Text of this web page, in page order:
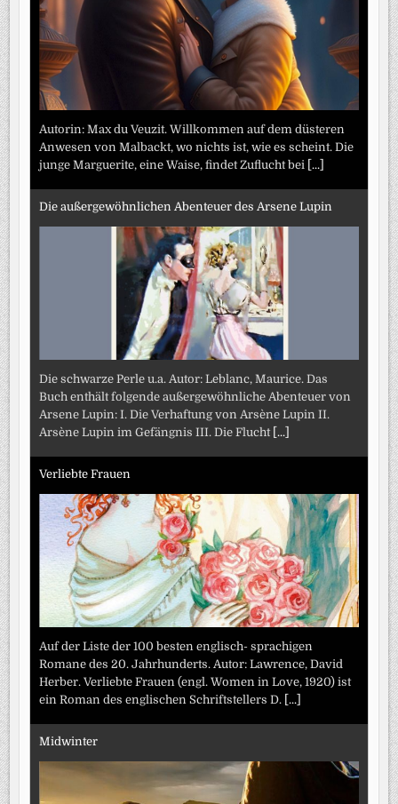
Autorin: Max du Veuzit. Willkommen auf dem düsteren
Anwesen von Malbackt, wo nichts ist, wie es scheint. Die
junge Marguerite, eine Waise, findet Zuflucht bei [...]
Die außergewöhnlichen Abenteuer des Arsene Lupin
Die schwarze Perle u.a. Autor: Leblanc, Maurice. Das
Buch enthält folgende außergewöhnliche Abenteuer von
Arsene Lupin: I. Die Verhaftung von Arsène Lupin II.
Arsène Lupin im Gefängnis III. Die Flucht [...]
Verliebte Frauen
Auf der Liste der 100 besten englisch- sprachigen
Romane des 20. Jahrhunderts. Autor: Lawrence, David
Herber. Verliebte Frauen (engl. Women in Love, 1920) ist
ein Roman des englischen Schriftstellers D. [...]
Midwinter